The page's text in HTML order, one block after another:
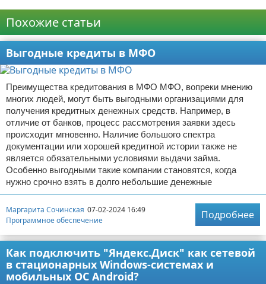
Похожие статьи
Выгодные кредиты в МФО
Преимущества кредитования в МФО МФО, вопреки мнению
многих людей, могут быть выгодными организациями для
получения кредитных денежных средств. Например, в
отличие от банков, процесс рассмотрения заявки здесь
происходит мгновенно. Наличие большого спектра
документации или хорошей кредитной истории также не
является обязательными условиями выдачи займа.
Особенно выгодными такие компании становятся, когда
нужно срочно взять в долго небольшие денежные
Маргарита Сочинская 07-02-2024 16:49
Программное обеспечение
Подробнее
Как подключить "Яндекс.Диск" как сетевой
в стационарных Windows-системах и
мобильных ОС Android?